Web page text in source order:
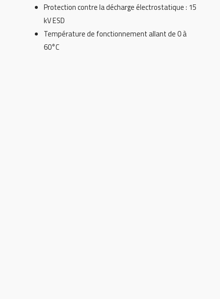
Protection contre la décharge électrostatique : 15
kV ESD
Température de fonctionnement allant de 0 à
60°C